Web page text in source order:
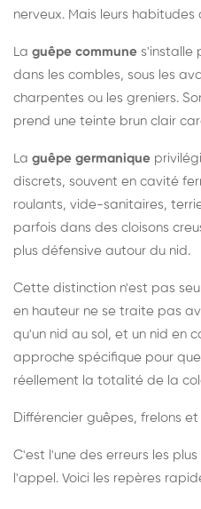
nerveux. Mais leurs habitudes
La guêpe commune s'installe
dans les combles, sous les
charpentes ou les greniers.
prend une teinte brun clair
La guêpe germanique
discrets, souvent en cavité
roulants, vide-sanitaires,
parfois dans des cloisons
plus défensive autour du nid.
Cette distinction n'est pas
en hauteur ne se traite pas
qu'un nid au sol, et un nid en
approche spécifique pour
réellement la totalité de la
Différencier guêpes, frelons
C'est l'une des erreurs les
l'appel. Voici les repères